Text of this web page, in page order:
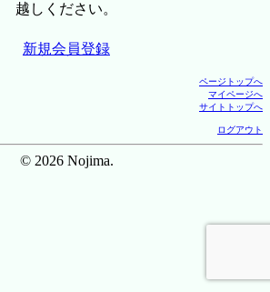
越しください。
新規会員登録
ページトップへ
マイページへ
サイトトップへ
ログアウト
© 2026 Nojima.